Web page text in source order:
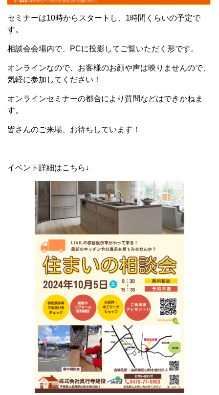
セミナーは10時からスタートし、1時間くらいの予定で
す。
相談会会場内で、PCに投影してご覧いただく形です。
オンラインなので、お客様のお顔や声は映りませんので、
気軽に参加してください！
オンラインセミナーの都合により質問などはできかねま
す。
皆さんのご来場、お待ちしています！
イベント詳細はこちら↓